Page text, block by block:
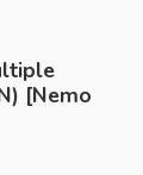
[Nemo